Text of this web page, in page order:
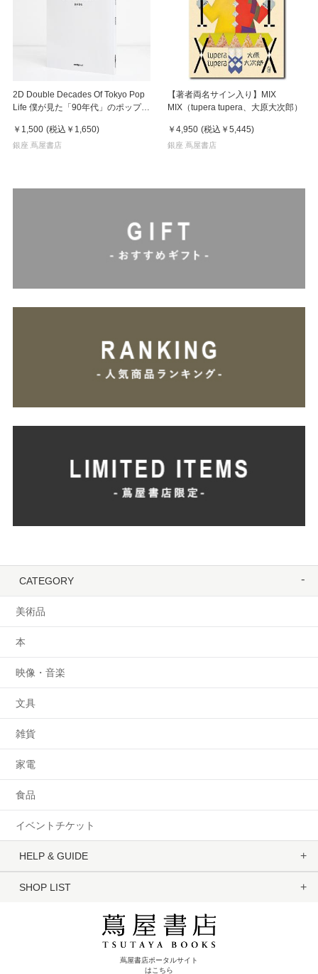
2D Double Decades Of Tokyo Pop
Life 僕が見た「90年代」のポップカ
￥1,500 (税込 ￥1,650)
銀座 蔦屋書店
【著者両名サイン入り】MIX
MIX（tupera tupera、大原大次郎）
￥4,950 (税込 ￥5,445)
銀座 蔦屋書店
CATEGORY
美術品
本
映像・音楽
文具
雑貨
家電
食品
イベントチケット
HELP & GUIDE
SHOP LIST
蔦屋書店ポータルサイト
はこちら